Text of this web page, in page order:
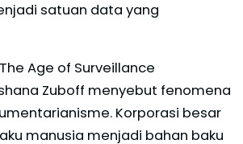
satuan data yang
Age of Surveillance
Zuboff menyebut fenomena
Korporasi besar
manusia menjadi bahan baku